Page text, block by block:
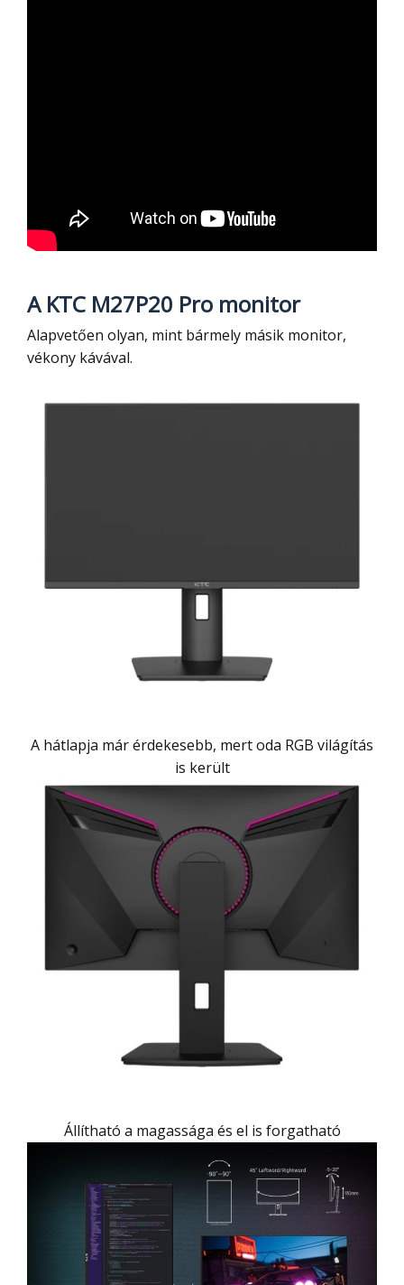
A KTC M27P20 Pro monitor
Alapvetően olyan, mint bármely másik monitor,
vékony kávával.
A hátlapja már érdekesebb, mert oda RGB világítás
is került
Állítható a magassága és el is forgatható